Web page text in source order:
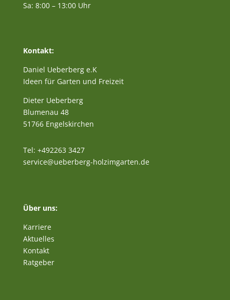
Sa: 8:00 – 13:00 Uhr
Kontakt:
Daniel Ueberberg e.K
Ideen für Garten und Freizeit
Dieter Ueberberg
Blumenau 48
51766 Engelskirchen
Tel: +492263 3427
service@ueberberg-holzimgarten.de
Über uns:
Karriere
Aktuelles
Kontakt
Ratgeber